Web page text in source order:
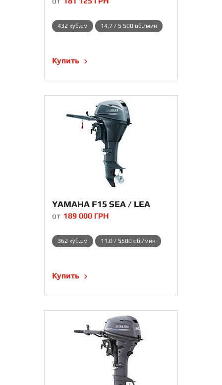
432 куб.см 14,7 / 5 500 об./мин
Купить
YAMAHA F15 SEA / LEA
от 189 000 ГРН
362 куб.см 11.0 / 5500 об./мин
Купить